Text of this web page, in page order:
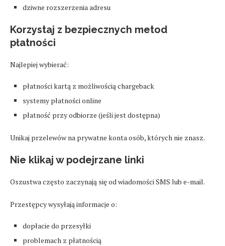
dziwne rozszerzenia adresu
Korzystaj z bezpiecznych metod
płatności
Najlepiej wybierać:
płatności kartą z możliwością chargeback
systemy płatności online
płatność przy odbiorze (jeśli jest dostępna)
Unikaj przelewów na prywatne konta osób, których nie znasz.
Nie klikaj w podejrzane linki
Oszustwa często zaczynają się od wiadomości SMS lub e-mail.
Przestępcy wysyłają informacje o:
dopłacie do przesyłki
problemach z płatnością